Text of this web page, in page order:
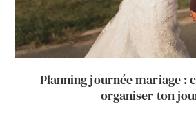
Planning journée mariage :
organiser ton